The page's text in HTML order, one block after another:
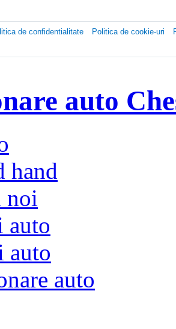
de confidentialitate Politica de cookie-uri
auto
hand
noi
auto
auto
auto